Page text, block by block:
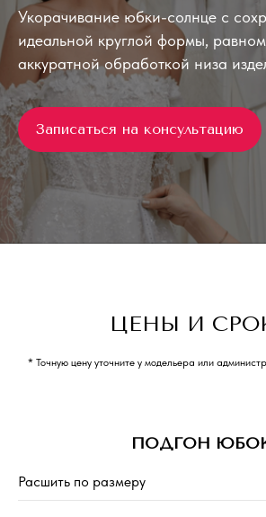
Укорачивание юбки-солнце с
идеальной круглой формы,
аккуратной обработкой низа
Записаться на консультацию
ЦЕНЫ И
* Точную цену уточните у модельера или
ПОДГОН
Расшить по размеру